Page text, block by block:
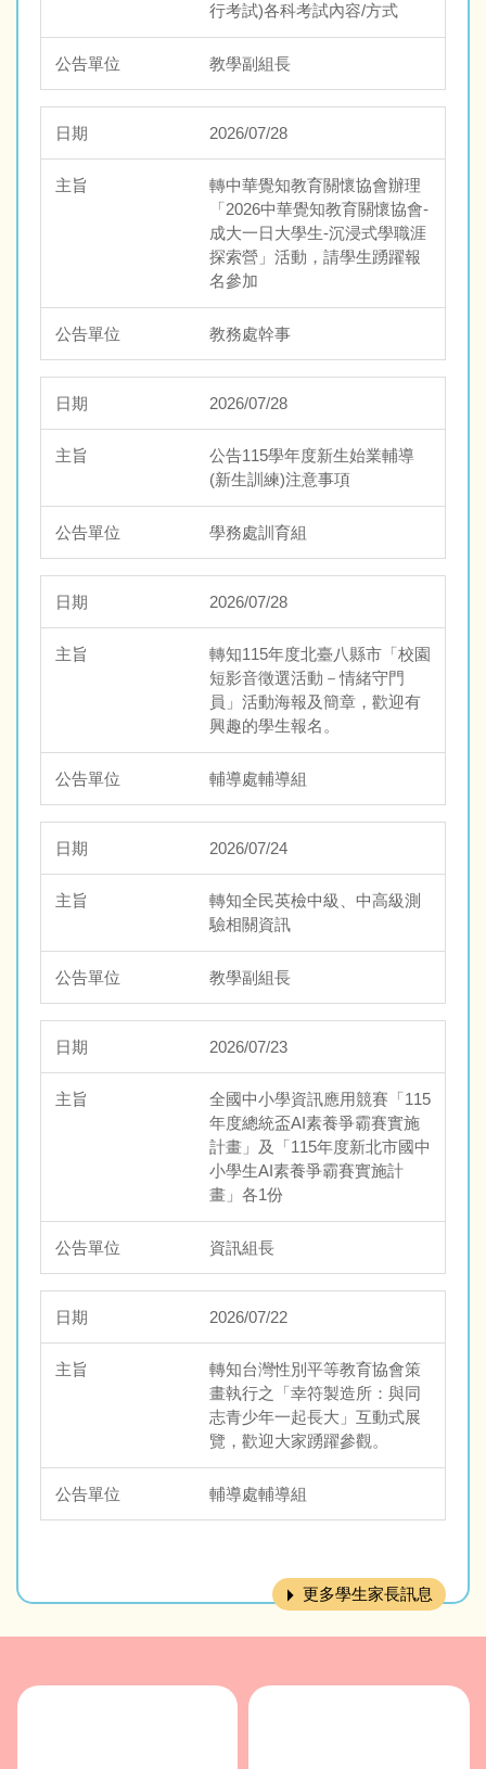
行考試)各科考試內容/方式
教學副組長
2026/07/28
轉中華覺知教育關懷協會辦理
「2026中華覺知教育關懷協會-
成大一日大學生-沉浸式學職涯
探索營」活動，請學生踴躍報
名參加
教務處幹事
2026/07/28
公告115學年度新生始業輔導
(新生訓練)注意事項
學務處訓育組
2026/07/28
轉知115年度北臺八縣市「校園
短影音徵選活動－情緒守門
員」活動海報及簡章，歡迎有
興趣的學生報名。
輔導處輔導組
2026/07/24
轉知全民英檢中級、中高級測
驗相關資訊
教學副組長
2026/07/23
全國中小學資訊應用競賽「115
年度總統盃AI素養爭霸賽實施
計畫」及「115年度新北市國中
小學生AI素養爭霸賽實施計
畫」各1份
資訊組長
2026/07/22
轉知台灣性別平等教育協會策
畫執行之「幸符製造所：與同
志青少年一起長大」互動式展
覽，歡迎大家踴躍參觀。
輔導處輔導組
更多學生家長訊息